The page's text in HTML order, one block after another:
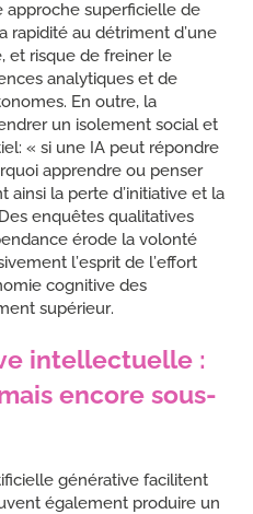
approche superficielle de
rapidité au détriment d’une
et risque de freiner le
analytiques et de
En outre, la
un isolement social et
« si une IA peut répondre
apprendre ou penser
ainsi la perte d’initiative et la
enquêtes qualitatives
érode la volonté
l’esprit de l’effort
cognitive des
supérieur.
intellectuelle :
encore sous-
générative facilitent
également produire un